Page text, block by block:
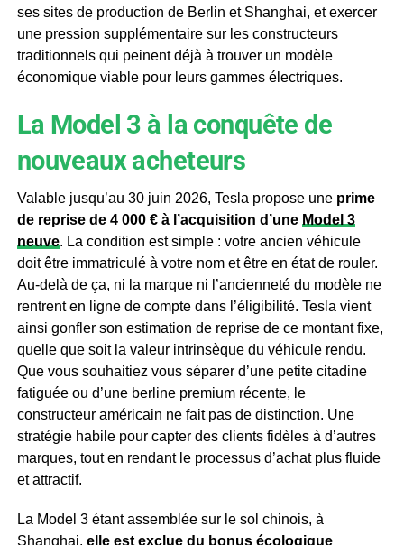
ses sites de production de Berlin et Shanghai, et exercer
une pression supplémentaire sur les constructeurs
traditionnels qui peinent déjà à trouver un modèle
économique viable pour leurs gammes électriques.
La Model 3 à la conquête de
nouveaux acheteurs
Valable jusqu’au 30 juin 2026, Tesla propose une prime
de reprise de 4 000 € à l’acquisition d’une Model 3
neuve. La condition est simple : votre ancien véhicule
doit être immatriculé à votre nom et être en état de rouler.
Au-delà de ça, ni la marque ni l’ancienneté du modèle ne
rentrent en ligne de compte dans l’éligibilité. Tesla vient
ainsi gonfler son estimation de reprise de ce montant fixe,
quelle que soit la valeur intrinsèque du véhicule rendu.
Que vous souhaitiez vous séparer d’une petite citadine
fatiguée ou d’une berline premium récente, le
constructeur américain ne fait pas de distinction. Une
stratégie habile pour capter des clients fidèles à d’autres
marques, tout en rendant le processus d’achat plus fluide
et attractif.
La Model 3 étant assemblée sur le sol chinois, à
Shanghai, elle est exclue du bonus écologique